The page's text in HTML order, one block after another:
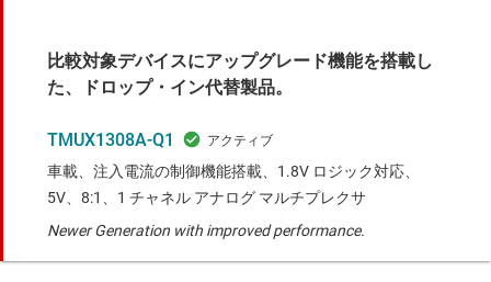
比較対象デバイスにアップグレード機能を搭載し
た、ドロップ・イン代替製品。
TMUX1308A-Q1
車載、注入電流の制御機能搭載、1.8V ロジック対応、
5V、8:1、1 チャネル アナログ マルチプレクサ
Newer Generation with improved performance.